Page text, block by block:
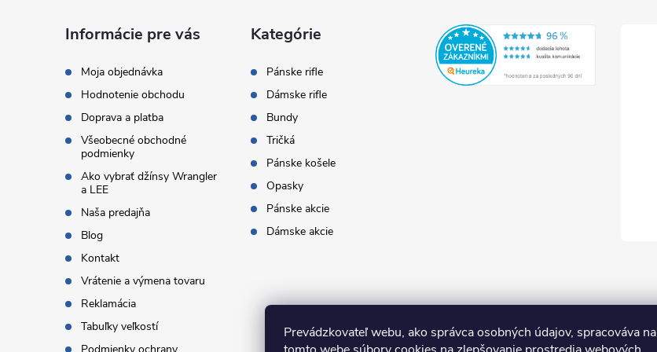
Prevádzkovateľ webu, ako správca osobných údajov, spracováva na
Informácie pre vás
Moja objednávka
Hodnotenie obchodu
Doprava a platba
Všeobecné obchodné
podmienky
Ako vybrať džínsy Wrangler
a LEE
Naša predajňa
Blog
Kontakt
Vrátenie a výmena tovaru
Reklamácia
Tabuľky veľkostí
Kategórie
Pánske rifle
Dámske rifle
Bundy
Tričká
Pánske košele
Opasky
Pánske akcie
Dámske akcie